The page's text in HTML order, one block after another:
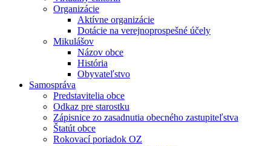
Organizácie
Aktívne organizácie
Dotácie na verejnoprospešné účely
Mikulášov
Názov obce
História
Obyvateľstvo
Samospráva
Predstavitelia obce
Odkaz pre starostku
Zápisnice zo zasadnutia obecného zastupiteľstva
Štatút obce
Rokovací poriadok OZ